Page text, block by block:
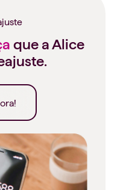
que a Alice